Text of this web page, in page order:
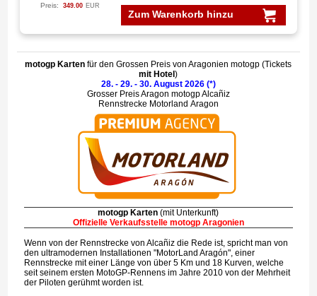
Zum Warenkorb hinzu
Preis: 349.00 EUR
motogp Kartenfür den Grossen Preis von Aragonien motogp (Tickets
mit Hotel)
28. - 29. - 30. August 2026 (*)
Grosser Preis Aragon motogp Alcañiz
Rennstrecke Motorland Aragon
motogp Karten(mit Unterkunft)
Offizielle Verkaufsstelle motogp Aragonien
Wenn von der Rennstrecke von Alcañiz die Rede ist, spricht man von
den ultramodernen Installationen "MotorLand Aragón", einer
Rennstrecke mit einer Länge von über 5 Km und 18 Kurven, welche
seit seinem ersten MotoGP-Rennens im Jahre 2010 von der Mehrheit
der Piloten gerühmt worden ist.